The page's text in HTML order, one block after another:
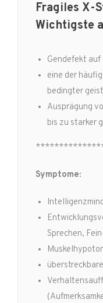
Fragiles X-
Wichtigste
Gendefekt auf
eine der
bedingter
Ausprägung
bis zu starker
Symptome:
Sprechen,